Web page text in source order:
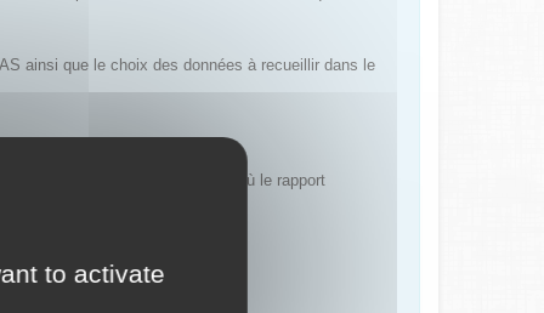
to activate
ainsi que le choix des données à recueillir dans le
ou nationale), dans la mesure où le rapport